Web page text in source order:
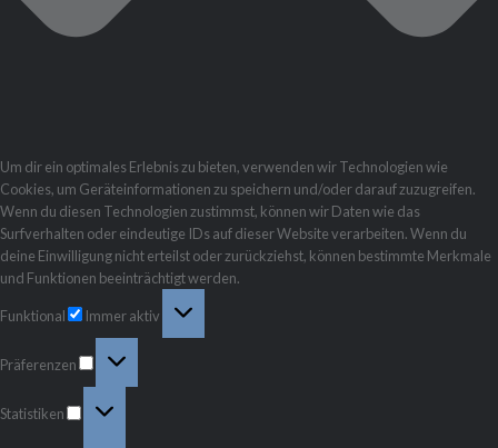
Um dir ein optimales Erlebnis zu bieten, verwenden wir Technologien wie
Cookies, um Geräteinformationen zu speichern und/oder darauf zuzugreifen.
Wenn du diesen Technologien zustimmst, können wir Daten wie das
Surfverhalten oder eindeutige IDs auf dieser Website verarbeiten. Wenn du
deine Einwilligung nicht erteilst oder zurückziehst, können bestimmte Merkmale
und Funktionen beeinträchtigt werden.
Funktional
Immer aktiv
Präferenzen
Statistiken